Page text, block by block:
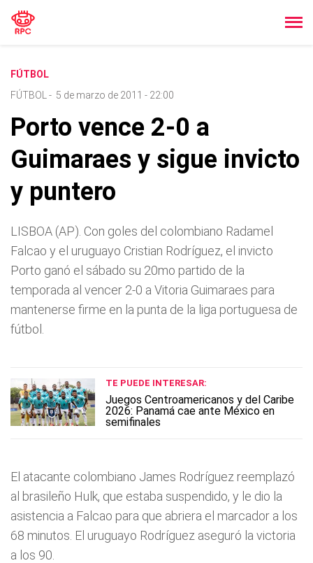
FÚTBOL
FÚTBOL
- 5 de marzo de 2011 - 22:00
Porto vence 2-0 a
Guimaraes y sigue invicto
y puntero
LISBOA (AP). Con goles del colombiano Radamel
Falcao y el uruguayo Cristian Rodrí­guez, el invicto
Porto ganó el sábado su 20mo partido de la
temporada al vencer 2-0 a Vitoria Guimaraes para
mantenerse firme en la punta de la liga portuguesa de
fútbol.
TE PUEDE INTERESAR:
Juegos Centroamericanos y del Caribe
2026: Panamá cae ante México en
semifinales
El atacante colombiano James Rodrí­guez reemplazó
al brasileño Hulk, que estaba suspendido, y le dio la
asistencia a Falcao para que abriera el marcador a los
68 minutos. El uruguayo Rodrí­guez aseguró la victoria
a los 90.